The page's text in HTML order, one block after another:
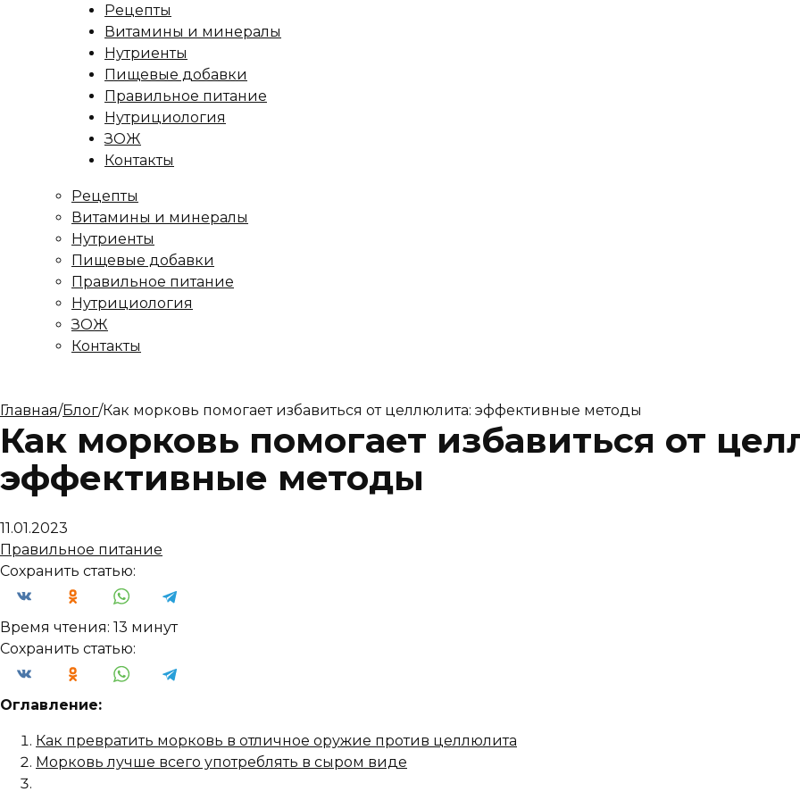
Рецепты
Витамины и минералы
Нутриенты
Пищевые добавки
Правильное питание
Нутрициология
ЗОЖ
Контакты
Рецепты
Витамины и минералы
Нутриенты
Пищевые добавки
Правильное питание
Нутрициология
ЗОЖ
Контакты
Главная/Блог/Как морковь помогает избавиться от целлюлита: эффективные методы
Как морковь помогает избавиться от
эффективные методы
11.01.2023
Правильное питание
Сохранить статью:
Время чтения: 13 минут
Сохранить статью:
Оглавление:
Как превратить морковь в отличное оружие против целлюлита
Морковь лучше всего употреблять в сыром виде